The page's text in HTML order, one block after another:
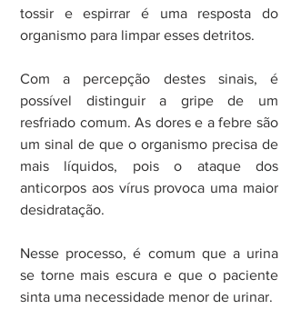
tossir e espirrar é uma resposta do
organismo para limpar esses detritos.
Com a percepção destes sinais, é
possível distinguir a gripe de um
resfriado comum. As dores e a febre são
um sinal de que o organismo precisa de
mais líquidos, pois o ataque dos
anticorpos aos vírus provoca uma maior
desidratação.
Nesse processo, é comum que a urina
se torne mais escura e que o paciente
sinta uma necessidade menor de urinar.